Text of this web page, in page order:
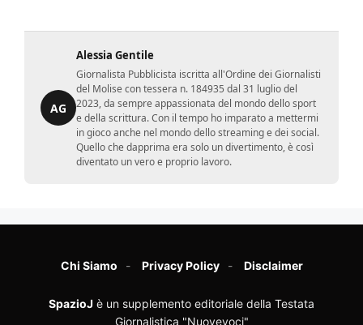
AG
Alessia Gentile
Giornalista Pubblicista iscritta all'Ordine dei Giornalisti
del Molise con tessera n. 184935 dal 31 luglio del
2023, da sempre appassionata del mondo dello sport
e della scrittura. Con il tempo ho imparato a mettermi
in gioco anche nel mondo dello streaming e dei social.
Quello che dapprima era solo un divertimento, è così
diventato un vero e proprio lavoro.
Chi Siamo Privacy Policy Disclaimer
SpazioJ è un supplemento editoriale della Testata
Giornalistica "Nuovevoci"